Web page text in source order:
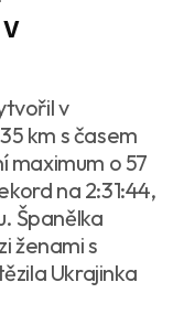
v
km s časem
maximum o 57
na 2:31:44,
Španělka
ženami s
Ukrajinka